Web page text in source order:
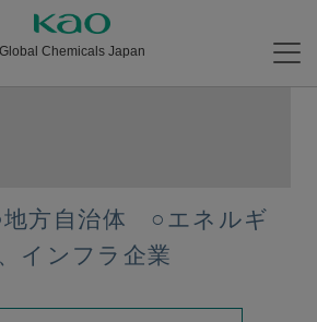
Global Chemicals Japan
方自治体 ○エネルギ
インフラ企業